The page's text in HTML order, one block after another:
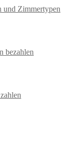
und Zimmertypen
bezahlen